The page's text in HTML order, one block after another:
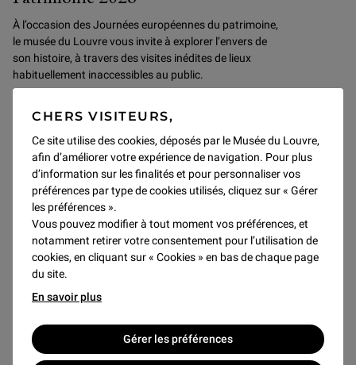
CHERS VISITEURS,
Ce site utilise des cookies, déposés par le Musée du Louvre,
afin d’améliorer votre expérience de navigation. Pour plus
d’information sur les finalités et pour personnaliser vos
préférences par type de cookies utilisés, cliquez sur « Gérer
les préférences ».
Vous pouvez modifier à tout moment vos préférences, et
notamment retirer votre consentement pour l’utilisation de
cookies, en cliquant sur « Cookies » en bas de chaque page
du site.
En savoir plus
Gérer les préférences
À l’occasion des Journées européennes du patrimoine,
le musée du Louvre vous invite à explorer l’envers de
son histoire, à travers des visites inédites de lieux
habituellement inaccessibles au public.
SAMEDI 19 SEPTEMBRE